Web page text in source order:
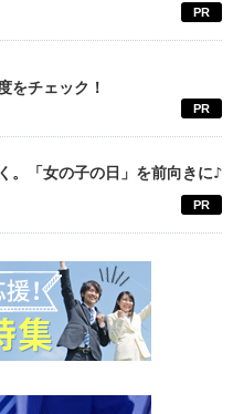
PR
をチェック！
PR
。「女の子の日」を前向きに♪
PR